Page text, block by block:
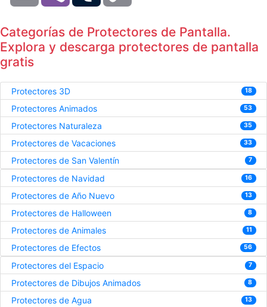
Categorías de Protectores de Pantalla.
Explora y descarga protectores de pantalla
gratis
Protectores 3D 18
Protectores Animados 53
Protectores Naturaleza 35
Protectores de Vacaciones 33
Protectores de San Valentín 7
Protectores de Navidad 16
Protectores de Año Nuevo 13
Protectores de Halloween 8
Protectores de Animales 11
Protectores de Efectos 56
Protectores del Espacio 7
Protectores de Dibujos Animados 8
Protectores de Agua 13